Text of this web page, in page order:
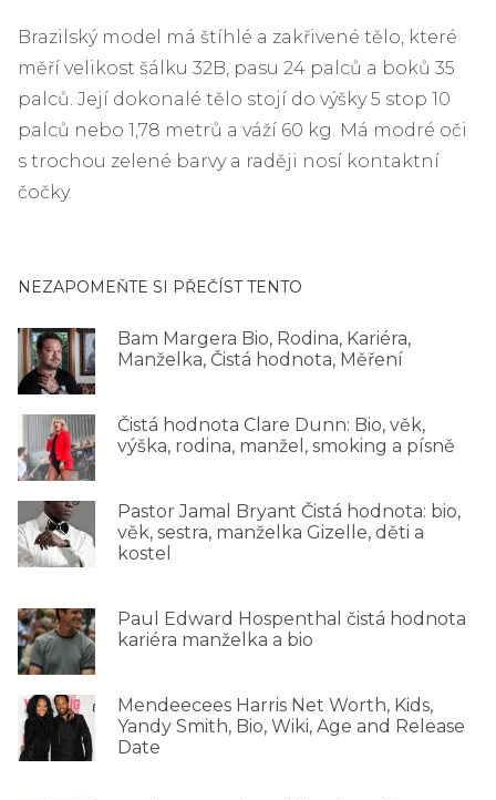
Brazilský model má štíhlé a zakřivené tělo, které
měří velikost šálku 32B, pasu 24 palců a boků 35
palců. Její dokonalé tělo stojí do výšky 5 stop 10
palců nebo 1,78 metrů a váží 60 kg. Má modré oči
s trochou zelené barvy a raději nosí kontaktní
čočky.
NEZAPOMEŇTE SI PŘEČÍST TENTO
Bam Margera Bio, Rodina, Kariéra,
Manželka, Čistá hodnota, Měření
Čistá hodnota Clare Dunn: Bio, věk,
výška, rodina, manžel, smoking a písně
Pastor Jamal Bryant Čistá hodnota: bio,
věk, sestra, manželka Gizelle, děti a
kostel
Paul Edward Hospenthal čistá hodnota
kariéra manželka a bio
Mendeecees Harris Net Worth, Kids,
Yandy Smith, Bio, Wiki, Age and Release
Date